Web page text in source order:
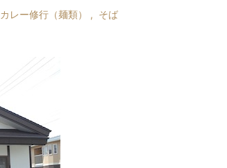
カレー修行（麺類） , そば